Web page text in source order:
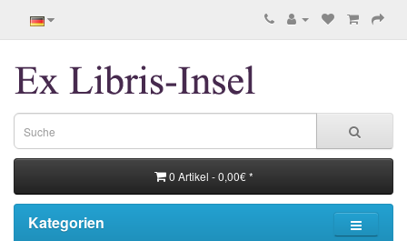
0 Artikel - 0,00€ *
Kategorien